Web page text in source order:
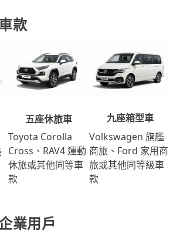
款
五座休旅車
Toyota Corolla
Cross、RAV4 運動
休旅或其他同等車
款
九座箱型車
Volkswagen 旗艦
商旅、Ford 家用商
旅或其他同等級車
款
業用戶